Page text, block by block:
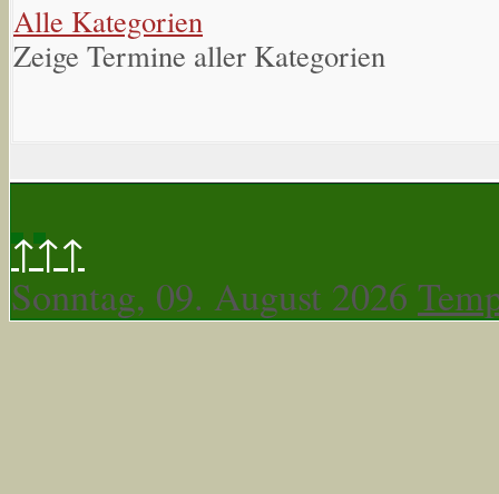
Alle Kategorien
Zeige Termine aller Kategorien
↑↑↑
Sonntag, 09. August 2026